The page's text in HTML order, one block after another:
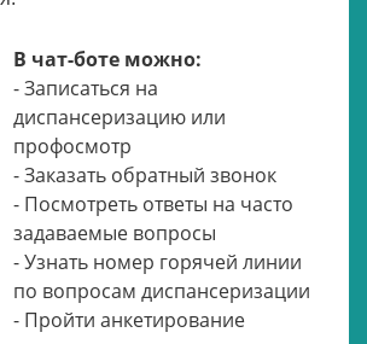
В чат-боте можно:
- Записаться на
диспансеризацию или
профосмотр
- Заказать обратный звонок
- Посмотреть ответы на часто
задаваемые вопросы
- Узнать номер горячей линии
по вопросам диспансеризации
- Пройти анкетирование